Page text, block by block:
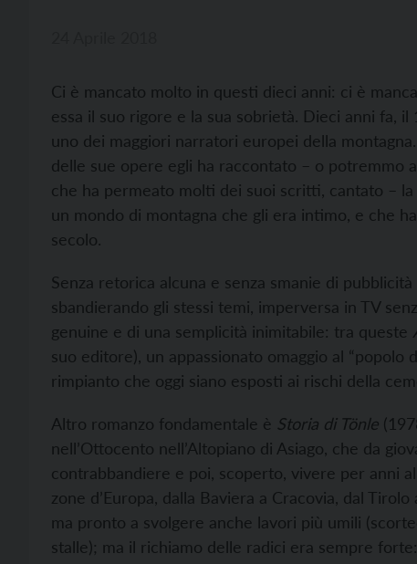
Ci è mancato molto in questi dieci anni: ci è
essa il suo rigore e la sua sobrietà. Dieci anni fa,
uno dei maggiori narratori europei della
delle sue opere egli ha raccontato – o potremmo
che ha permeato molti dei suoi scritti, cantato –
un mondo di montagna che gli era intimo, e che
secolo.
Senza retorica alcuna e senza smanie di
sbandierando gli stessi temi, imperversa in TV
genuine e di una semplicità inimitabile: tra queste
suo editore), un appassionato omaggio al
rimpianto che oggi siano esposti ai rischi della
Altro romanzo fondamentale è Storia di Tönle
nell’Ottocento nell’Altopiano di Asiago, che da
contrabbandiere e poi, scoperto, vivere per anni
zone d’Europa, dalla Baviera a Cracovia, dal
ma pronto a svolgere anche lavori più umili
stalle); ma il richiamo delle radici era sempre